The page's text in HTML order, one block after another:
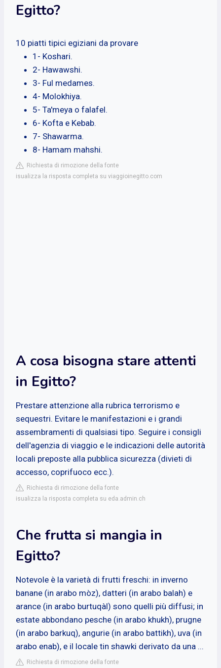
Egitto?
10 piatti tipici egiziani da provare
1- Koshari.
2- Hawawshi.
3- Ful medames.
4- Molokhiya.
5- Ta'meya o falafel.
6- Kofta e Kebab.
7- Shawarma.
8- Hamam mahshi.
Richiesta di rimozione della fonte
isualizza la risposta completa su viaggioinegitto.com
A cosa bisogna stare attenti
in Egitto?
Prestare attenzione alla rubrica terrorismo e
sequestri. Evitare le manifestazioni e i grandi
assembramenti di qualsiasi tipo. Seguire i consigli
dell'agenzia di viaggio e le indicazioni delle autorità
locali preposte alla pubblica sicurezza (divieti di
accesso, coprifuoco ecc.).
Richiesta di rimozione della fonte
isualizza la risposta completa su eda.admin.ch
Che frutta si mangia in
Egitto?
Notevole è la varietà di frutti freschi: in inverno
banane (in arabo mòz), datteri (in arabo balah) e
arance (in arabo burtuqàl) sono quelli più diffusi; in
estate abbondano pesche (in arabo khukh), prugne
(in arabo barkuq), angurie (in arabo battikh), uva (in
arabo enab), e il locale tin shawki derivato da una ...
Richiesta di rimozione della fonte